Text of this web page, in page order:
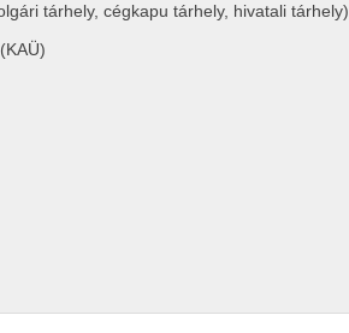
tárhely, cégkapu tárhely, hivatali tárhely)